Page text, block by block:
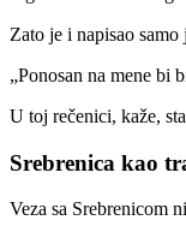
Zato je i napisao samo
„Ponosan na mene bi
U toj rečenici, kaže,
Srebrenica kao
Veza sa Srebrenicom